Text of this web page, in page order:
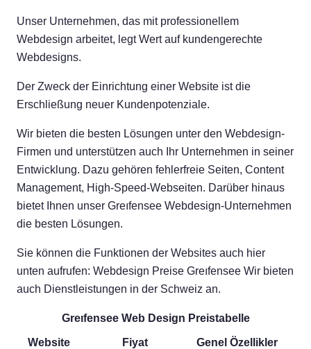
Unser Unternehmen, das mit professionellem
Webdesign arbeitet, legt Wert auf kundengerechte
Webdesigns.
Der Zweck der Einrichtung einer Website ist die
Erschließung neuer Kundenpotenziale.
Wir bieten die besten Lösungen unter den Webdesign-
Firmen und unterstützen auch Ihr Unternehmen in seiner
Entwicklung. Dazu gehören fehlerfreie Seiten, Content
Management, High-Speed-Webseiten. Darüber hinaus
bietet Ihnen unser Greıfensee Webdesign-Unternehmen
die besten Lösungen.
Sie können die Funktionen der Websites auch hier
unten aufrufen: Webdesign Preise Greıfensee Wir bieten
auch Dienstleistungen in der Schweiz an.
Greıfensee Web Design Preistabelle
Website Fiyat Genel Özellikler